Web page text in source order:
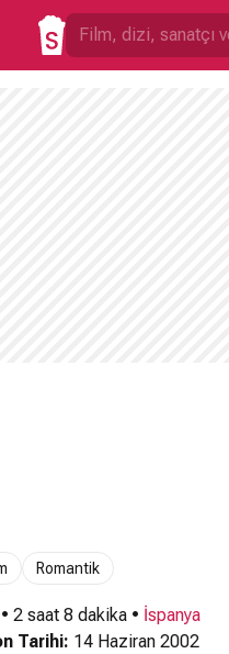
Romantik
• 2 saat 8 dakika • İspanya
Tarihi: 14 Haziran 2002